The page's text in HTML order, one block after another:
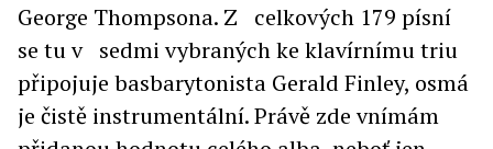
George Thompsona. Z celkových 179 písní
se tu v sedmi vybraných ke klavírnímu triu
připojuje basbarytonista Gerald Finley, osmá
je čistě instrumentální. Právě zde vnímám